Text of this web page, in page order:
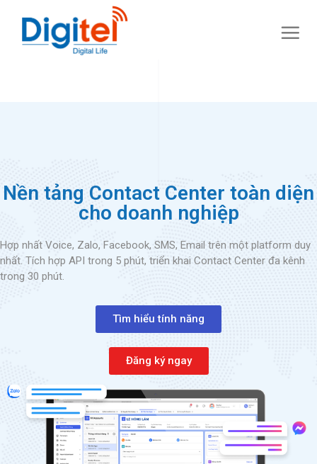
Nền tảng Contact Center toàn diện
cho doanh nghiệp
Hợp nhất Voice, Zalo, Facebook, SMS, Email trên một platform duy
nhất. Tích hợp API trong 5 phút, triển khai Contact Center đa kênh
trong 30 phút.
Tìm hiểu tính năng
Đăng ký ngay